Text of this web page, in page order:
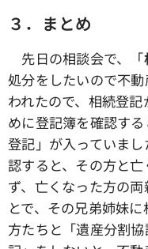
３．まとめ
先日の相談会で、「
処分をしたいので不
われたので、相続登
めに登記簿を確認す
登記」が入っていま
認すると、その方と
ず、亡くなった方の
とで、その兄弟姉妹
方たちと「遺産分割